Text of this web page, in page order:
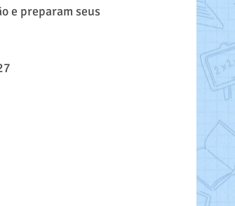
e preparam seus